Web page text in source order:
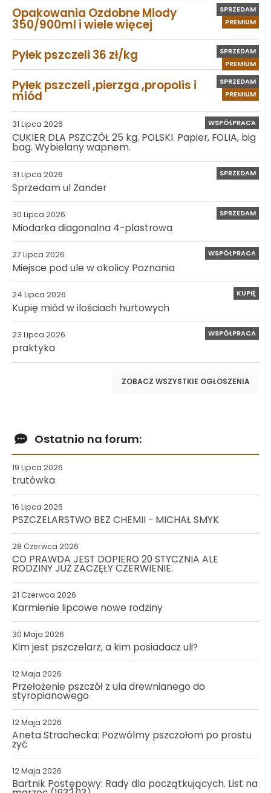
PREMIUM
SPRZEDAM
Opakowania Ozdobne Miody
350/900ml i wiele więcej
PREMIUM
SPRZEDAM
Pyłek pszczeli 36 zł/kg
PREMIUM
SPRZEDAM
Pyłek pszczeli ,pierzga ,propolis i
miód
31 Lipca 2026 WSPÓŁPRACA
CUKIER DLA PSZCZÓŁ 25 kg. POLSKI. Papier, FOLIA, big
bag. Wybielany wapnem.
31 Lipca 2026 SPRZEDAM
Sprzedam ul Zander
30 Lipca 2026 SPRZEDAM
Miodarka diagonalna 4-plastrowa
27 Lipca 2026 WSPÓŁPRACA
Miejsce pod ule w okolicy Poznania
24 Lipca 2026 KUPIĘ
Kupię miód w ilościach hurtowych
23 Lipca 2026 WSPÓŁPRACA
praktyka
ZOBACZ WSZYSTKIE OGŁOSZENIA
Ostatnio na forum:
19 Lipca 2026
trutówka
16 Lipca 2026
PSZCZELARSTWO BEZ CHEMII - MICHAŁ SMYK
28 Czerwca 2026
CO PRAWDA JEST DOPIERO 20 STYCZNIA ALE
RODZINY JUŻ ZACZĘŁY CZERWIENIE.
21 Czerwca 2026
Karmienie lipcowe nowe rodziny
30 Maja 2026
Kim jest pszczelarz, a kim posiadacz uli?
12 Maja 2026
Przełożenie pszczół z ula drewnianego do
styropianowego
12 Maja 2026
Aneta Strachecka: Pozwólmy pszczołom po prostu
żyć
12 Maja 2026
Bartnik Postępowy: Rady dla początkujących. List na